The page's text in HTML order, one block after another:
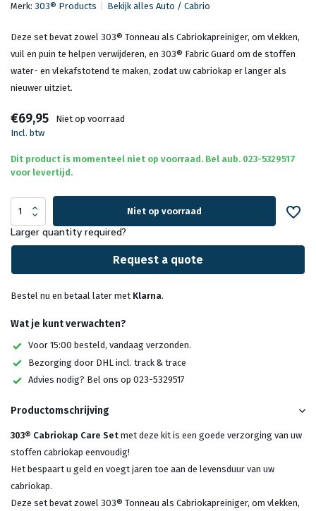
Merk: 303® Products Bekijk alles Auto / Cabrio
Deze set bevat zowel 303® Tonneau als Cabriokapreiniger, om vlekken,
vuil en puin te helpen verwijderen, en 303® Fabric Guard om de stoffen
water- en vlekafstotend te maken, zodat uw cabriokap er langer als
nieuwer uitziet.
€69,95
Niet op voorraad
Incl. btw
Dit product is momenteel niet op voorraad. Bel aub. 023-5329517
voor levertijd.
Niet op voorraad
Larger quantity required?
Request a quote
Bestel nu en betaal later met Klarna.
Wat je kunt verwachten?
Voor 15:00 besteld, vandaag verzonden.
Bezorging door DHL incl. track & trace
Advies nodig? Bel ons op 023-5329517
Productomschrijving
303® Cabriokap Care Set met deze kit is een goede verzorging van uw
stoffen cabriokap eenvoudig!
Het bespaart u geld en voegt jaren toe aan de levensduur van uw
cabriokap.
Deze set bevat zowel 303® Tonneau als Cabriokapreiniger, om vlekken,